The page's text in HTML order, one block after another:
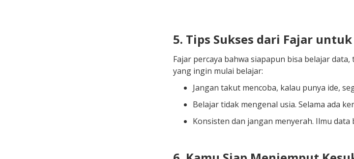
5. Tips Sukses dari Fajar
Fajar percaya bahwa siapapun bisa belajar
yang ingin mulai belajar:
Jangan takut mencoba, kalau punya ide,
Belajar tidak mengenal usia. Selama ada
Konsisten dan jangan menyerah. Ilmu